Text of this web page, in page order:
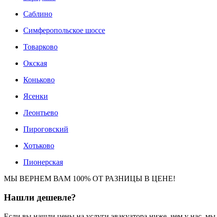
Саблино
Симферопольское шоссе
Товарково
Окская
Коньково
Ясенки
Леонтьево
Пироговский
Хотьково
Пионерская
МЫ ВЕРНЕМ ВАМ 100% ОТ РАЗНИЦЫ В ЦЕНЕ!
Нашли дешевле?